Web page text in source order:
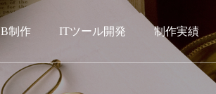
制作 ITツール開発 制作実績